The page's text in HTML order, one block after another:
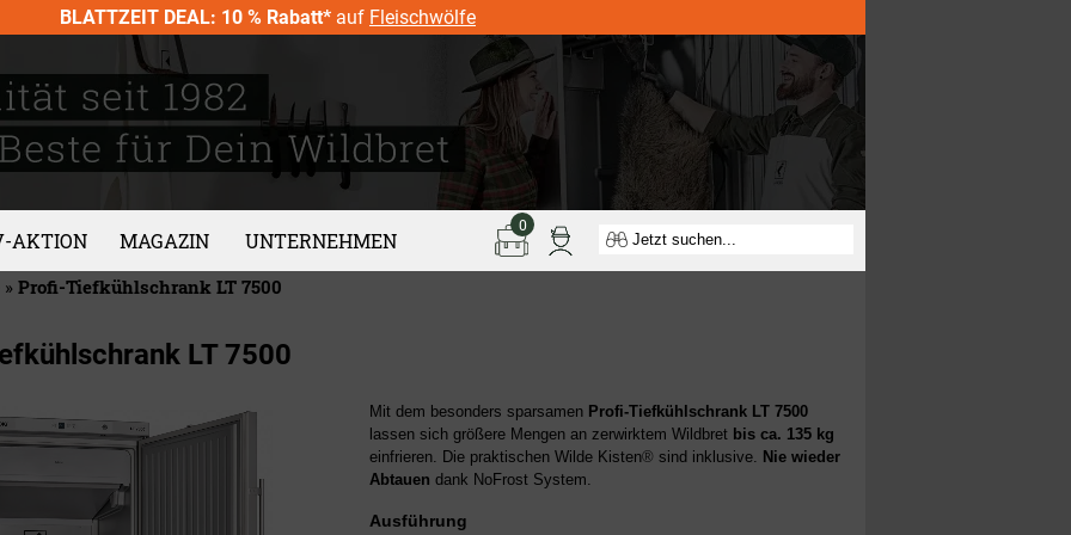
BLATTZEIT DEAL: 10 % Rabatt* auf Fleischwölfe
AKTION MAGAZIN UNTERNEHMEN
0
» Profi-Tiefkühlschrank LT 7500
LT 7500
Mit dem besonders sparsamen Profi-Tiefkühlschrank LT 7500
lassen sich größere Mengen an zerwirktem Wildbret bis ca. 135 kg
einfrieren. Die praktischen Wilde Kisten® sind inklusive. Nie wieder
Abtauen dank NoFrost System.
Ausführung